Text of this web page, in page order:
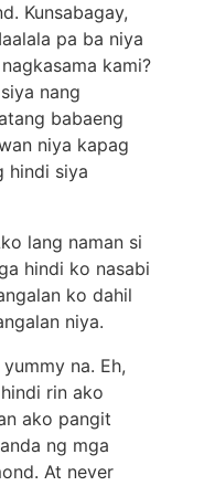
Kunsabagay,
pa ba niya
kami?
nang
babaeng
niya kapag
hindi siya
lang naman si
hindi ko nasabi
ko dahil
niya.
na. Eh,
rin ako
ako pangit
ng mga
At never